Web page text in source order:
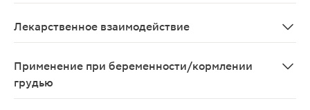
Лекарственное взаимодействие
Применение при беременности/кормлении
грудью